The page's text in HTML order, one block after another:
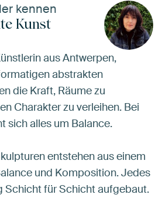
kennen
Kunst
aus Antwerpen,
abstrakten
die Kraft, Räume zu
Charakter zu verleihen. Bei
sich alles um Balance.
entstehen aus einem
und Komposition. Jedes
Schicht für Schicht aufgebaut.